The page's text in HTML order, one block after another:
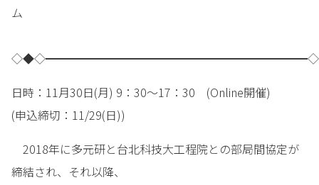
ム
日時：11月30日(月) 9：30～17：30 (Online開催)
(申込締切：11/29(日))
2018年に多元研と台北科技大工程院との部局間協定が
締結され、それ以降、